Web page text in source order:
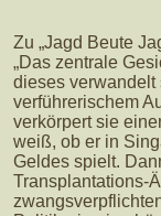
Zu „Jagd Beute
„Das zentrale
dieses verwandelt
verführerischem
verkörpert sie
weiß, ob er in
Geldes spielt.
Transplantations-